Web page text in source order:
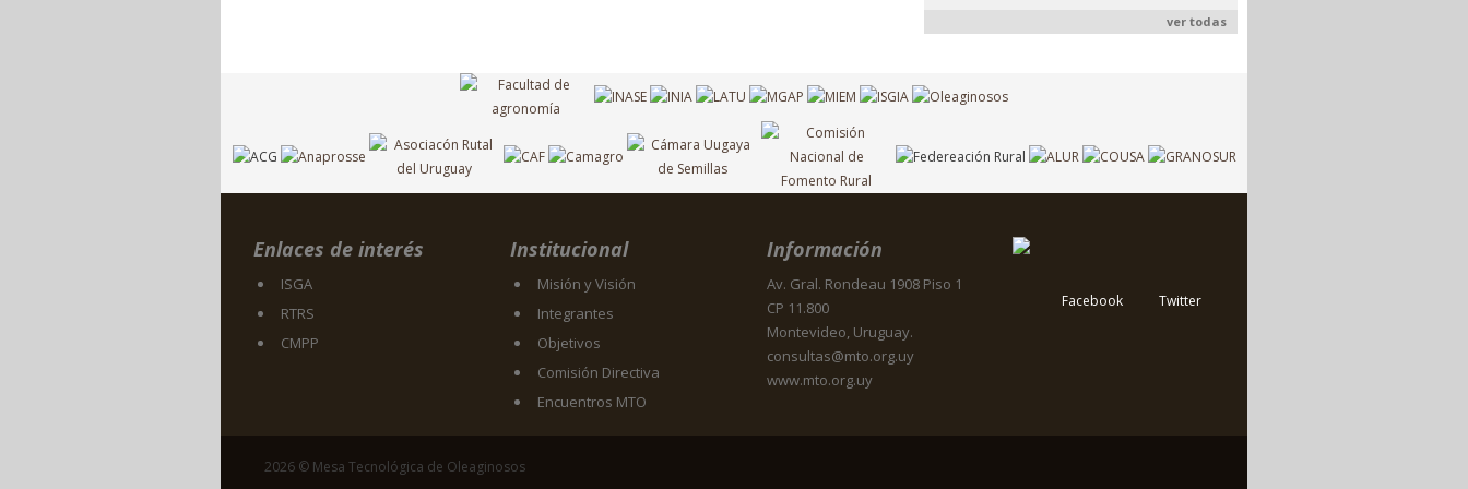
ver todas
Enlaces de interés
ISGA
RTRS
CMPP
Institucional
Misión y Visión
Integrantes
Objetivos
Comisión Directiva
Encuentros MTO
Información
Av. Gral. Rondeau 1908 Piso 1
CP 11.800
Montevideo, Uruguay.
consultas@mto.org.uy
www.mto.org.uy
Facebook Twitter
2026 © Mesa Tecnológica de Oleaginosos